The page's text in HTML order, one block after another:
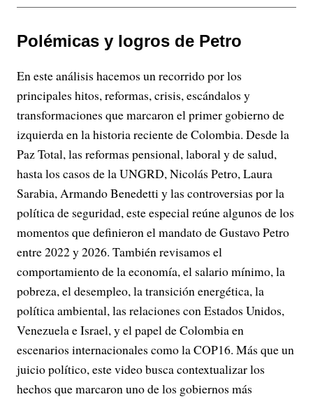
Polémicas y logros de Petro
En este análisis hacemos un recorrido por los
principales hitos, reformas, crisis, escándalos y
transformaciones que marcaron el primer gobierno de
izquierda en la historia reciente de Colombia. Desde la
Paz Total, las reformas pensional, laboral y de salud,
hasta los casos de la UNGRD, Nicolás Petro, Laura
Sarabia, Armando Benedetti y las controversias por la
política de seguridad, este especial reúne algunos de los
momentos que definieron el mandato de Gustavo Petro
entre 2022 y 2026. También revisamos el
comportamiento de la economía, el salario mínimo, la
pobreza, el desempleo, la transición energética, la
política ambiental, las relaciones con Estados Unidos,
Venezuela e Israel, y el papel de Colombia en
escenarios internacionales como la COP16. Más que un
juicio político, este video busca contextualizar los
hechos que marcaron uno de los gobiernos más